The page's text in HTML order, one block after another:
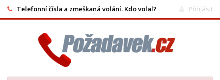
Telefonní čísla a zmeškaná volání. Kdo volal? Přihlásit